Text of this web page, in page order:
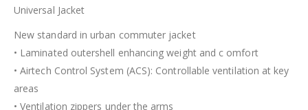
Universal Jacket
New standard in urban commuter jacket
• Laminated outershell enhancing weight and c omfort
• Airtech Control System (ACS): Controllable ventilation at key
areas
• Ventilation zippers under the arms